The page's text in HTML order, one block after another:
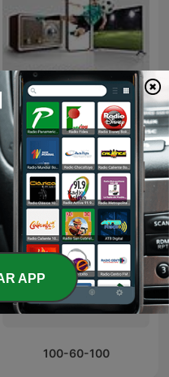
Chaco Sports - El
Polideportivo
100-60-100
APP